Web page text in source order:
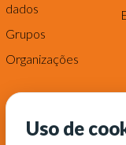
dados
Grupos
Organizações
Uso de